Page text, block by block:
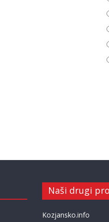
Naši drugi
Kozjansko.info